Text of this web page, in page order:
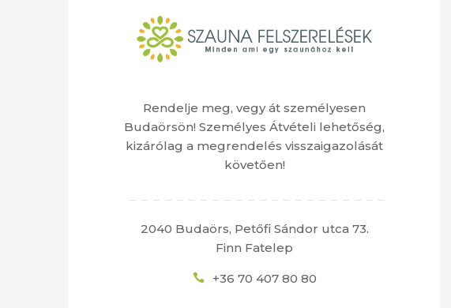
Rendelje meg, vegy át személyesen
Budaörsön! Személyes Átvételi lehetőség,
kizárólag a megrendelés visszaigazolását
követően!
2040 Budaörs, Petőfi Sándor utca 73.
Finn Fatelep
+36 70 407 80 80